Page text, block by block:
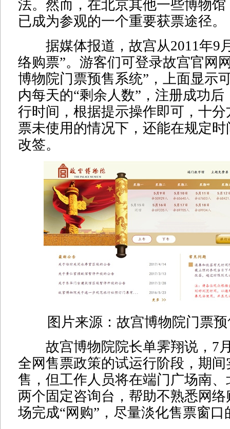
法。然而，在北京其他一些博物馆
已成为参观的一个重要获票途径。
据媒体报道，故宫从2011年9
络购票”。游客们可登录故宫官网
博物院门票预售系统”，上面显示
内每天的“剩余人数”，注册成功
行时间，根据提示操作即可，十
票未使用的情况下，还能在规定
改签。
图片来源：故宫博物院门票预
故宫博物院院长单霁翔说，7
全网售票政策的试运行阶段，期
售，但工作人员将在端门广场南
两个固定咨询台，帮助不熟悉网
场完成“网购”，尽量淡化售票窗口